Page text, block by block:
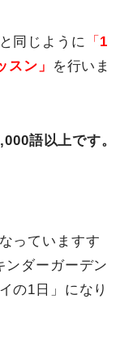
同じように 「 1
ン」
を行いま
語以上です。
っていますす
ンダーガーデン
の1日」になり